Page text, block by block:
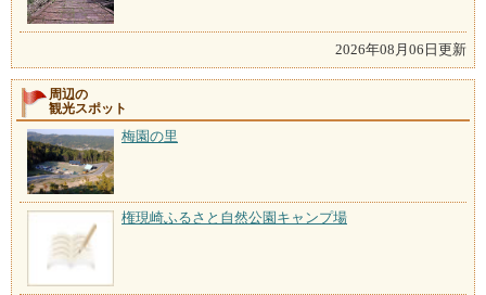
2026年08月06日更新
周辺の
観光スポット
梅園の里
権現崎ふるさと自然公園キャンプ場